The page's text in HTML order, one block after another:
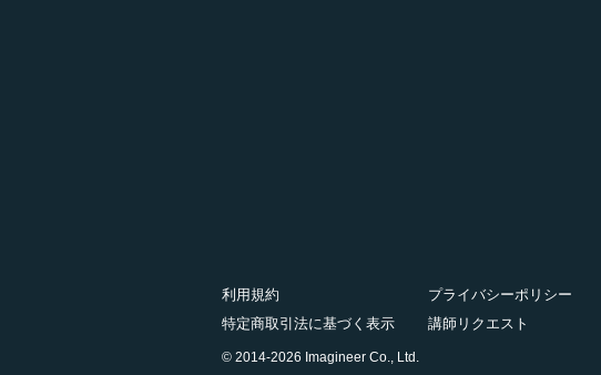
利用規約 プライバシーポリシー
特定商取引法に基づく表示
講師リクエスト
© 2014-2026 Imagineer Co., Ltd.